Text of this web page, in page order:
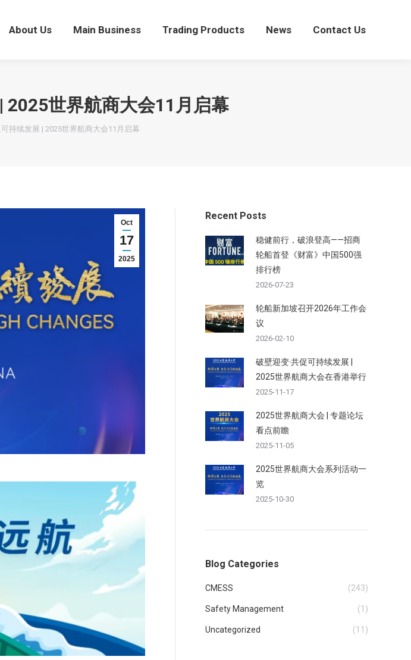
About Us Main Business Trading Products News Contact Us
2025世界航商大会11月启幕
持续发展 | 2025世界航商大会11月启幕
Oct
17
2025
Recent Posts
稳健前行，破浪登高——招商
轮船首登《财富》中国500强
排行榜
2026-07-23
轮船新加坡召开2026年工作会
议
2026-02-10
破壁迎变·共促可持续发展 |
2025世界航商大会在香港举行
2025-11-17
2025世界航商大会 | 专题论坛
看点前瞻
2025-11-05
2025世界航商大会系列活动一
览
2025-10-30
Blog Categories
CMESS (243)
Safety Management (1)
Uncategorized (11)